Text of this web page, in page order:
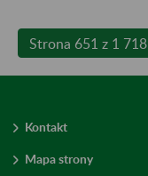
Strona 651 z 1 718
Kontakt
Mapa strony